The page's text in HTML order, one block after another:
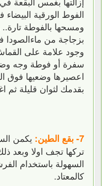
الفوط الورقية البيضاء
ومسحها بالفوطة تارة..
بزجاجة من ماءالصودا
وجود علامة على
سفرة أو فوطة وجه
اعصيرها وضعيها فوق
بقدمك لثوان قليلة ثم
7- بقع الطين:
يكمن
تركها تجف اولا وبعد
السهولة باستخدام
كالمعتاد.